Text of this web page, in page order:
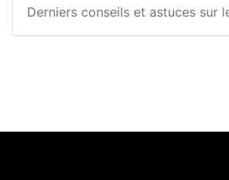
Derniers conseils et astuces sur